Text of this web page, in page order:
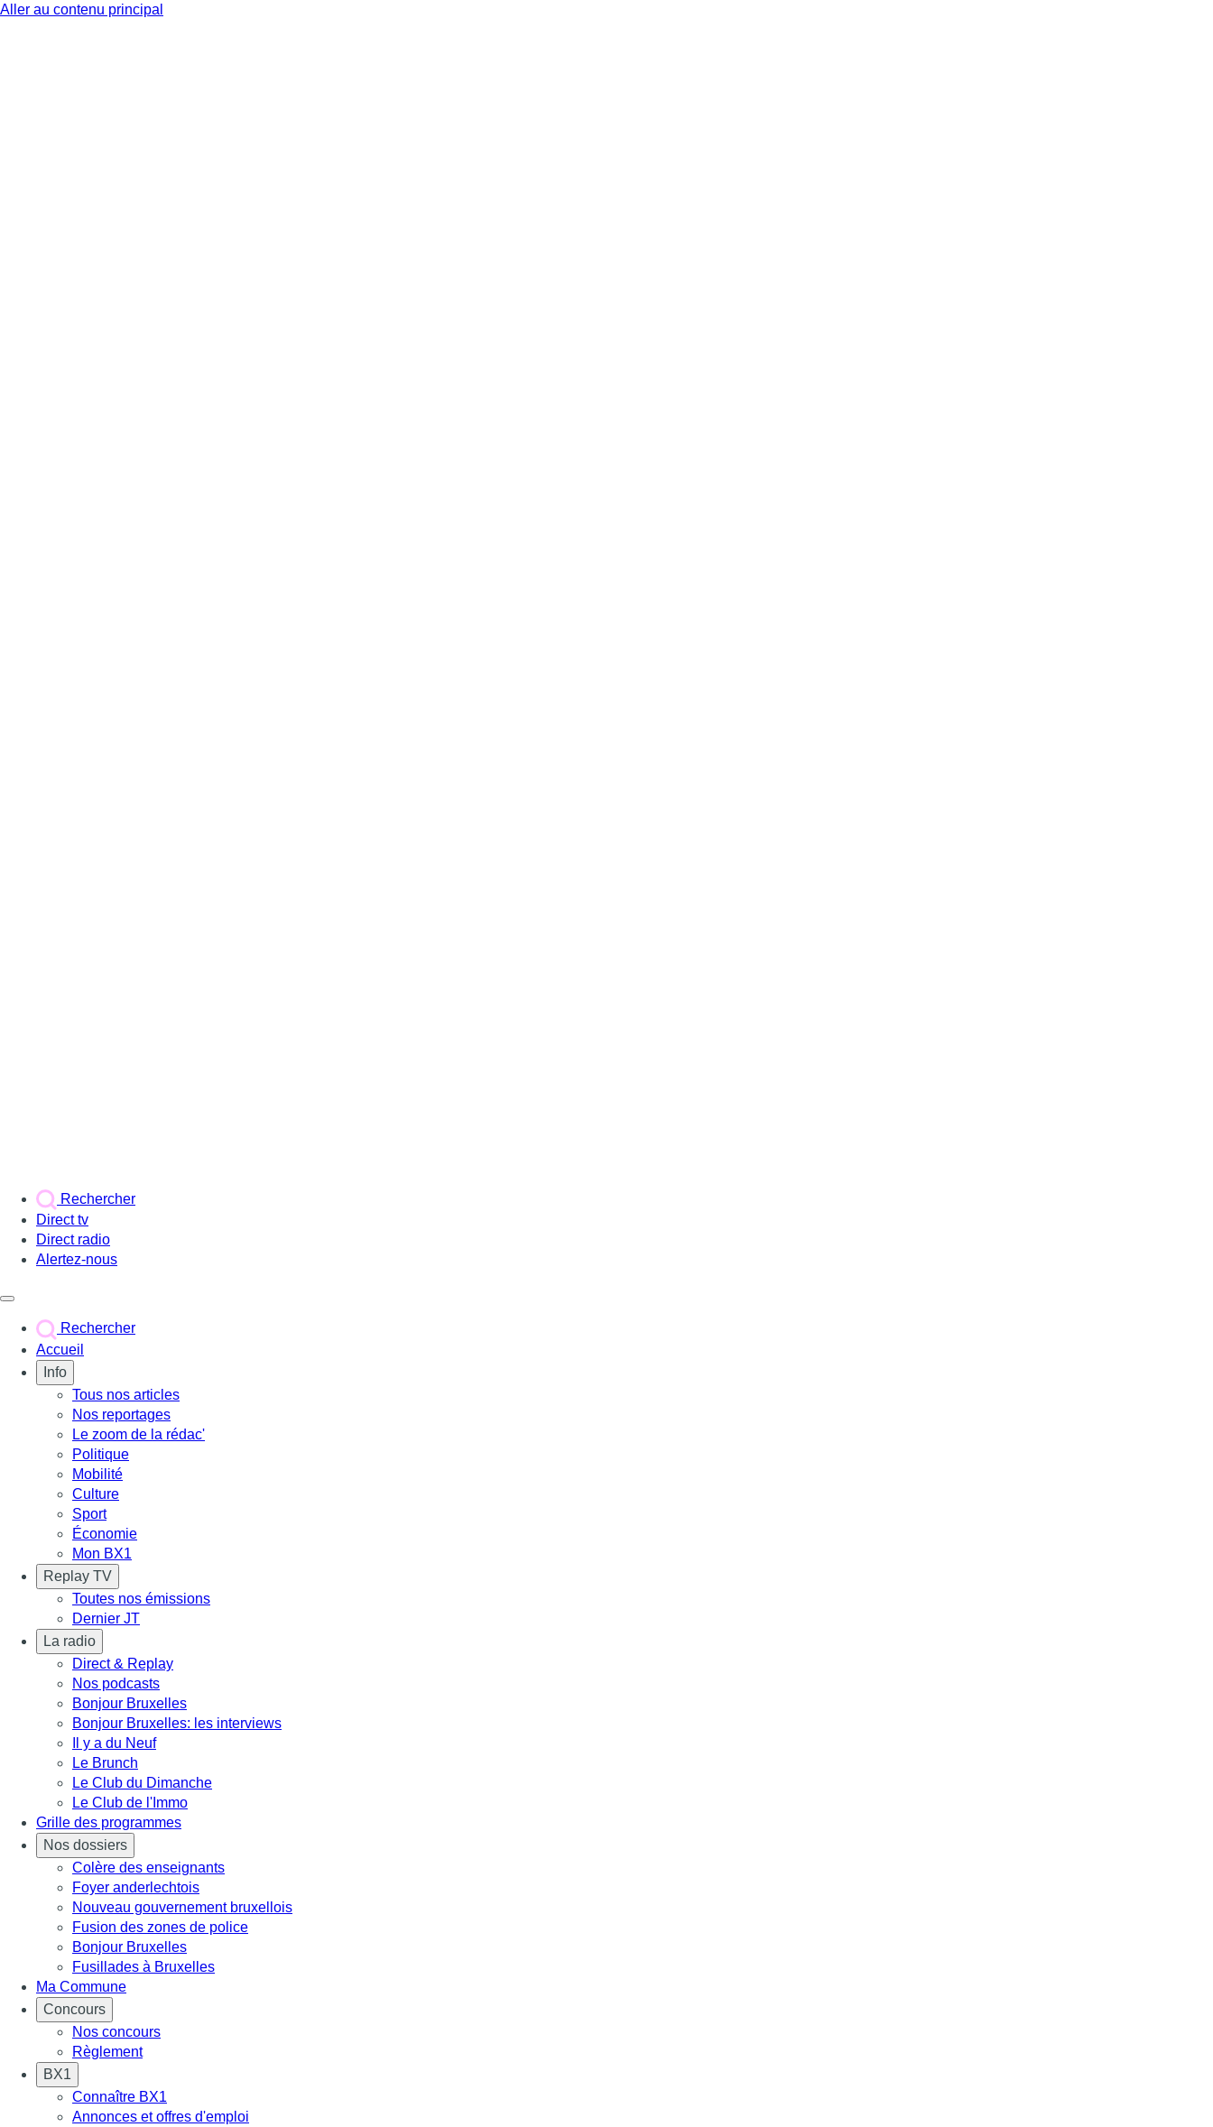
Aller au contenu principal
Rechercher
Direct tv
Direct radio
Alertez-nous
Rechercher
Accueil
Info
Tous nos articles
Nos reportages
Le zoom de la rédac'
Politique
Mobilité
Culture
Sport
Économie
Mon BX1
Replay TV
Toutes nos émissions
Dernier JT
La radio
Direct & Replay
Nos podcasts
Bonjour Bruxelles
Bonjour Bruxelles: les interviews
Il y a du Neuf
Le Brunch
Le Club du Dimanche
Le Club de l'Immo
Grille des programmes
Nos dossiers
Colère des enseignants
Foyer anderlechtois
Nouveau gouvernement bruxellois
Fusion des zones de police
Bonjour Bruxelles
Fusillades à Bruxelles
Ma Commune
Concours
Nos concours
Règlement
BX1
Connaître BX1
Annonces et offres d'emploi